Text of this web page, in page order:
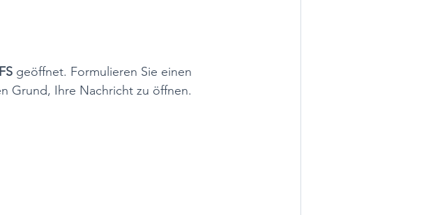
geöffnet. Formulieren Sie einen
Grund, Ihre Nachricht zu öffnen.